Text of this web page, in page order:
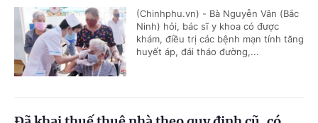
(Chinhphu.vn) - Bà Nguyễn Vân (Bắc
Ninh) hỏi, bác sĩ y khoa có được
khám, điều trị các bệnh mạn tính tăng
huyết áp, đái tháo đường,...